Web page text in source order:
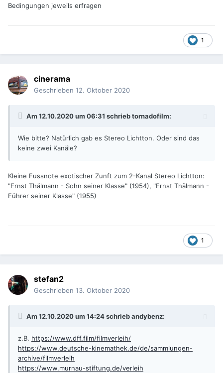
Bedingungen jeweils erfragen
1
cinerama
Geschrieben 12. Oktober 2020
Am 12.10.2020 um 06:31 schriebtornadofilm:
Wie bitte? Natürlich gab es Stereo Lichtton. Oder sind das
keine zwei Kanäle?
Kleine Fussnote exotischer Zunft zum 2-Kanal Stereo Lichtton:
"Ernst Thälmann - Sohn seiner Klasse" (1954), "Ernst Thälmann -
Führer seiner Klasse" (1955)
1
stefan2
Geschrieben 13. Oktober 2020
Am 12.10.2020 um 14:24 schriebandybenz:
z.B. https://www.dff.film/filmverleih/
https://www.deutsche-kinemathek.de/de/sammlungen-
archive/filmverleih
https://www.murnau-stiftung.de/verleih